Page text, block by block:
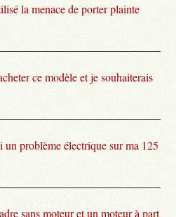
la menace de porter plainte
ce modèle et je souhaiterais
un problème électrique sur ma 125
sans moteur et un moteur à part